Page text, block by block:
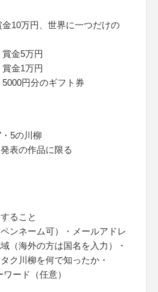
10万円、世界に一つだけの
金5万円
金1万円
円分のギフト券
5の川柳
表の作品に限る
ること
ンネーム可）・メールアドレ
（海外の方は国名を入力）・
ク川柳を何で知ったか・
ード（任意）